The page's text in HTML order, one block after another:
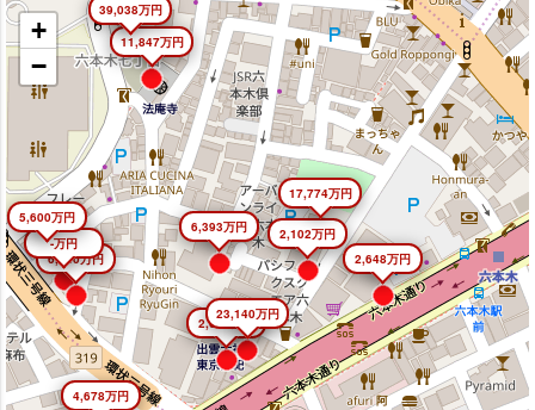
2,645万円
23,140万円
4,678万円
2,102万円
2,648万円
6,393万円
17,774万円
6,640万円
-万円
5,600万円
11,847万円
39,038万円
+
−